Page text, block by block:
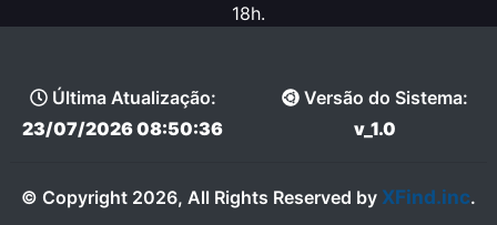
18h.
Última Atualização:
23/07/2026 08:50:36
Versão do Sistema:
v_1.0
© Copyright 2026, All Rights Reserved by XFind.inc.